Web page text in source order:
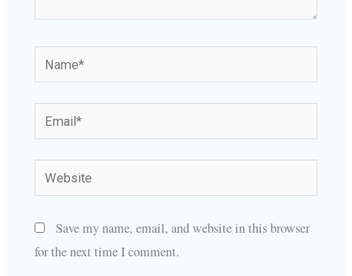
Name*
Email*
Website
Save my name, email, and website in this browser
for the next time I comment.